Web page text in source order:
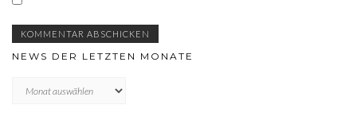
NEWS DER LETZTEN MONATE
der